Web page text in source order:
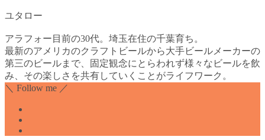
ユタロー
アラフォー目前の30代。埼玉在住の千葉育ち。
最新のアメリカのクラフトビールから大手ビールメーカーの
第三のビールまで、固定観念にとらわれず様々なビールを飲
み、その楽しさを共有していくことがライフワーク。
＼ Follow me ／